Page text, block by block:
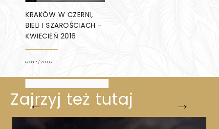
KRAKÓW W CZERNI,
BIELI I SZAROŚCIACH -
KWIECIEŃ 2016
6/07/2016
← →
Zajrzyj też tutaj